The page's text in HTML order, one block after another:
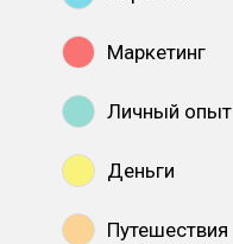
Маркетинг
Личный опыт
Деньги
Путешествия